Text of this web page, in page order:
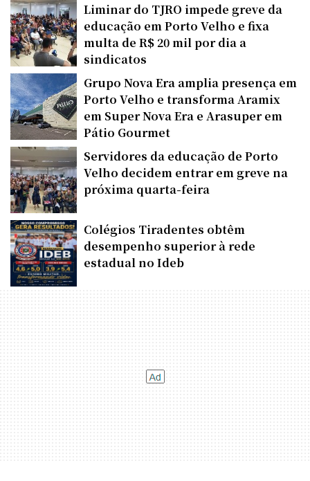
Liminar do TJRO impede greve da
educação em Porto Velho e fixa
multa de R$ 20 mil por dia a
sindicatos
Grupo Nova Era amplia presença em
Porto Velho e transforma Aramix
em Super Nova Era e Arasuper em
Pátio Gourmet
Servidores da educação de Porto
Velho decidem entrar em greve na
próxima quarta-feira
Colégios Tiradentes obtêm
desempenho superior à rede
estadual no Ideb